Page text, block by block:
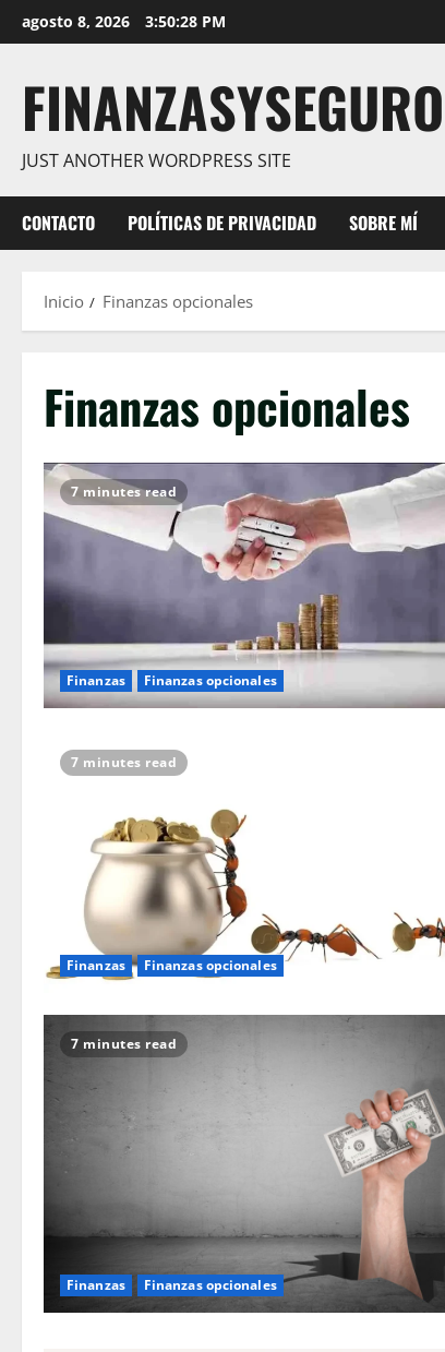
al
agosto 8, 2026 3:50:29 PM
JUST ANOTHER WORDPRESS SITE
CONTACTO POLÍTICAS DE PRIVACIDAD SOBRE MÍ
Inicio Finanzas opcionales
Finanzas opcionales
7 minutes read
Finanzas Finanzas opcionales
7 minutes read
Finanzas Finanzas opcionales
7 minutes read
Finanzas Finanzas opcionales